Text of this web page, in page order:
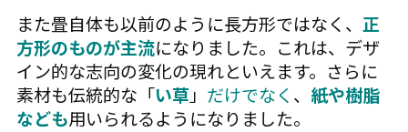
また畳自体も以前のように長方形ではなく、 正
方形のものが主流になりました。これは、デザ
イン的な志向の変化の現れといえます。さらに
素材も伝統的な「い草 」 だけでなく 、 紙や樹脂
なども用いられるようになりました。